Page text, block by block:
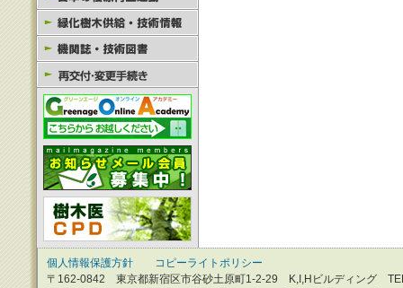
個人情報保護方針
コピーライトポリシー
〒162-0842 東京都新宿区市谷砂土原町1-2-29 K,I,Hビルディング